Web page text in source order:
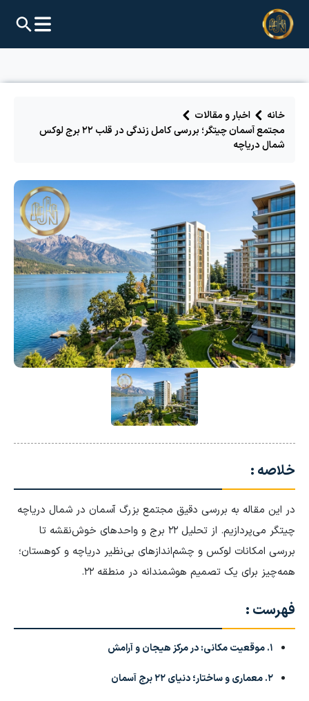
خانه
اخبار و مقالات
مجتمع آسمان چیتگر؛ بررسی کامل زندگی در قلب ۲۲ برج لوکس
شمال دریاچه
خلاصه :
در این مقاله به بررسی دقیق مجتمع بزرگ آسمان در شمال دریاچه
چیتگر می‌پردازیم. از تحلیل ۲۲ برج و واحدهای خوش‌نقشه تا
بررسی امکانات لوکس و چشم‌اندازهای بی‌نظیر دریاچه و کوهستان؛
همه‌چیز برای یک تصمیم هوشمندانه در منطقه ۲۲.
فهرست :
۱. موقعیت مکانی: در مرکز هیجان و آرامش
۲. معماری و ساختار؛ دنیای ۲۲ برج آسمان